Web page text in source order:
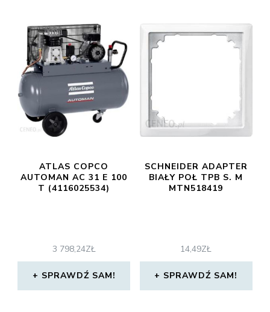
ATLAS COPCO
AUTOMAN AC 31 E 100
T (4116025534)
3 798,24ZŁ
SPRAWDŹ SAM!
SCHNEIDER ADAPTER
BIAŁY POŁ TPB S. M
MTN518419
14,49ZŁ
SPRAWDŹ SAM!